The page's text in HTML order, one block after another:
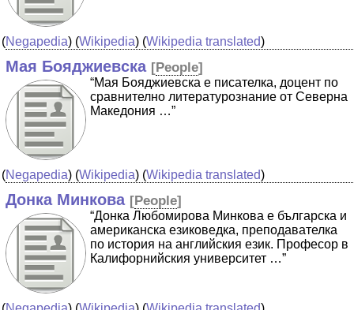
(Negapedia) (Wikipedia) (Wikipedia translated)
Мая Бояджиевска [People]
“Мая Бояджиевска е писателка, доцент по
сравнително литературознание от Северна
Македония …”
(Negapedia) (Wikipedia) (Wikipedia translated)
Донка Минкова [People]
“Донка Любомирова Минкова е българска и
американска езиковедка, преподавателка
по история на английския език. Професор в
Калифорнийския университет …”